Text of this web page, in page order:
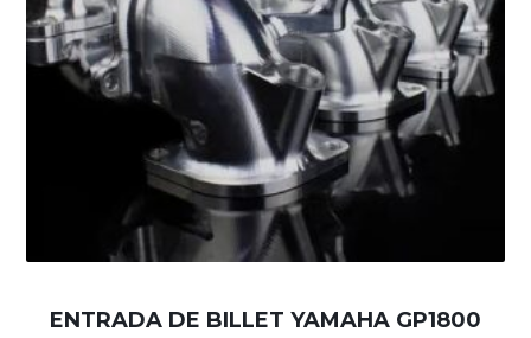
ENTRADA DE BILLET YAMAHA GP1800